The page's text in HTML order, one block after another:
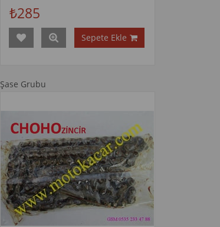
₺285
Sepete Ekle
Şase Grubu